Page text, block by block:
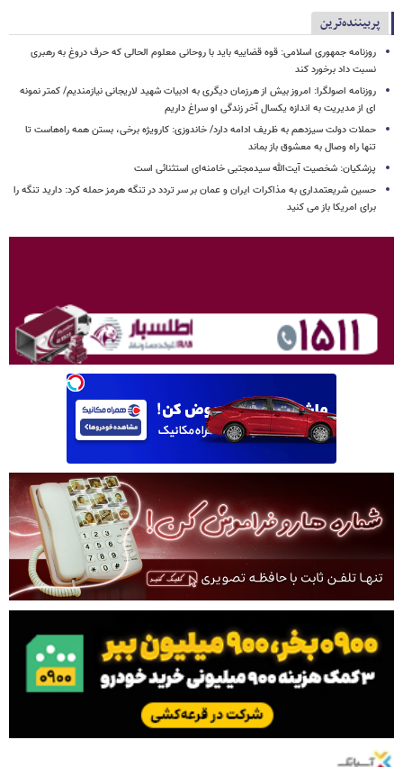
پربیننده‌ترین
روزنامه جمهوری اسلامی: قوه قضاییه باید با روحانی معلوم الحالی که حرف دروغ به رهبری
نسبت داد برخورد کند
روزنامه اصولگرا: امروز بیش از هرزمان دیگری به ادبیات شهید لاریجانی نیازمندیم/ کمتر نمونه
ای از مدیریت به اندازه یکسال آخر زندگی او سراغ داریم
حملات دولت سیزدهم به ظریف ادامه دارد/ خاندوزی: کارویژه برخی، بستن همه راه‌هاست تا
تنها راه وصال به معشوق باز بماند
پزشکیان: شخصیت آیت‌الله سیدمجتبی خامنه‌ای استثنائی است
حسین شریعتمداری به مذاکرات ایران و عمان بر سر تردد در تنگه هرمز حمله کرد: دارید تنگه را
برای امریکا باز می کنید